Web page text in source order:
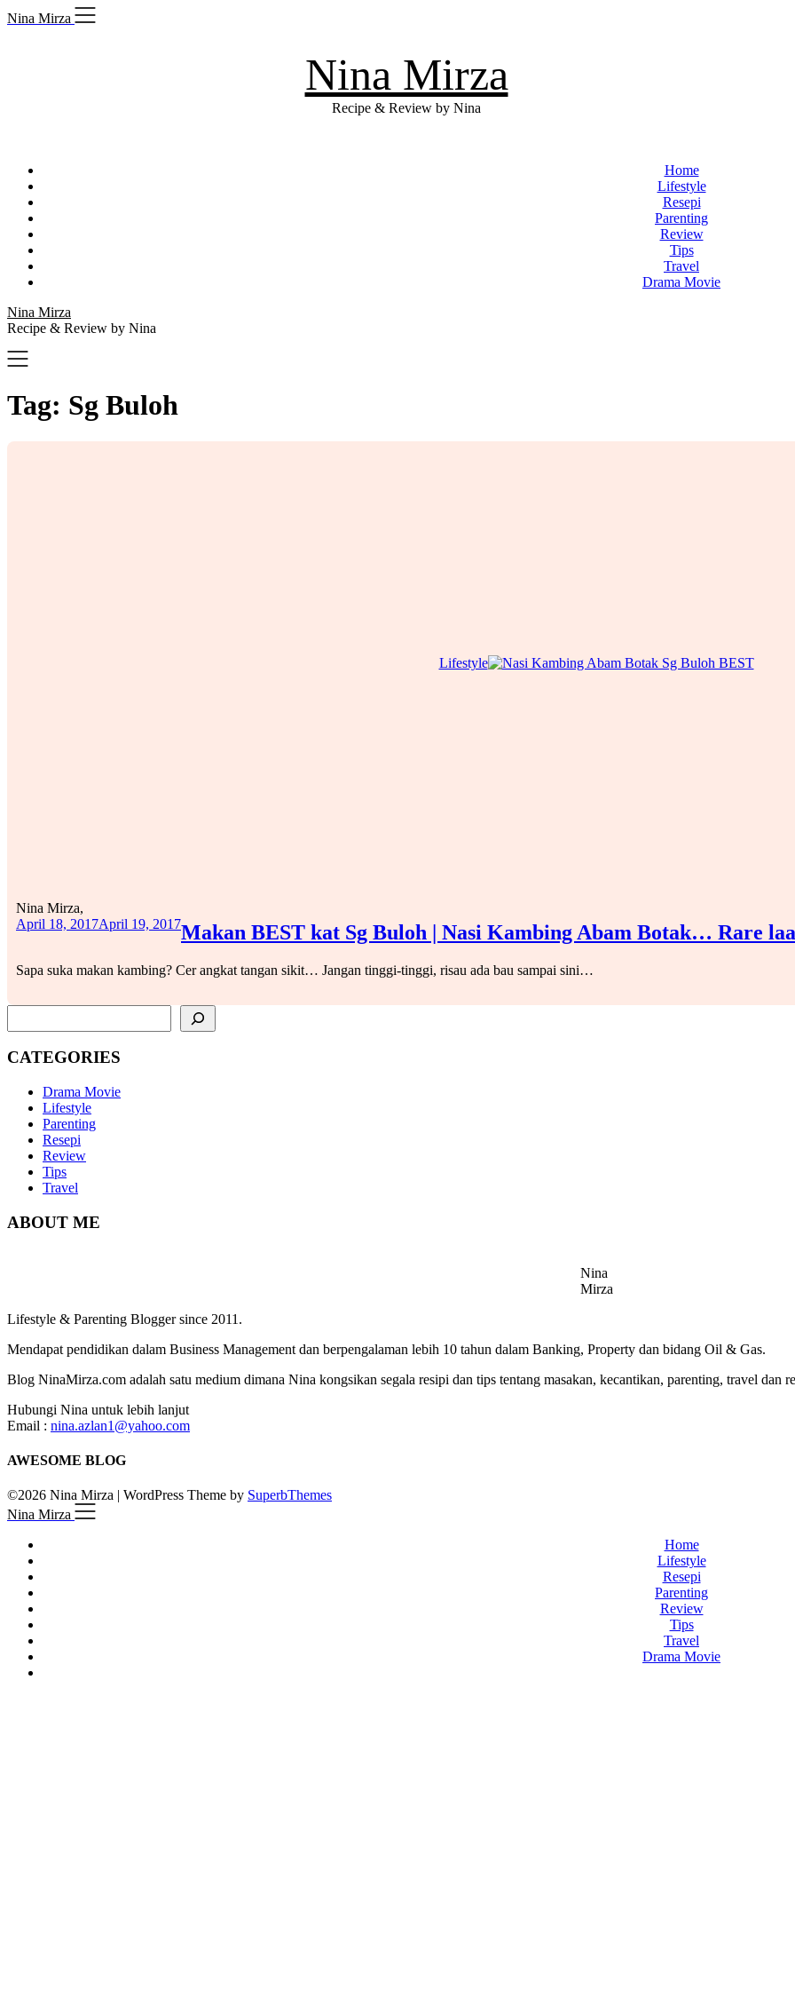
Skip
to
Nina Mirza
Nina Mirza
Recipe & Review by Nina
Home
Lifestyle
Resepi
Parenting
Review
Tips
Travel
Drama Movie
Nina Mirza
Recipe & Review by Nina
Tag: Sg Buloh
Lifestyle
Makan BEST kat Sg Buloh | Nasi Kambing Abam Botak… Rare
Nina Mirza,
April 18, 2017April 19, 2017
Sapa suka makan kambing? Cer angkat tangan sikit… Jangan tinggi-tinggi, risau ada bau sampai sini…
CATEGORIES
Drama Movie
Lifestyle
Parenting
Resepi
Review
Tips
Travel
ABOUT ME
Nina
Mirza
Lifestyle & Parenting Blogger since 2011.
Mendapat pendidikan dalam Business Management dan berpengalaman lebih 10 tahun dalam Banking, Property dan bidang Oil & Gas.
Blog NinaMirza.com adalah satu medium dimana Nina kongsikan segala resipi dan tips tentang masakan, kecantikan, parenting, travel dan
Hubungi Nina untuk lebih lanjut
Email : nina.azlan1@yahoo.com
AWESOME BLOG
©2026 Nina Mirza | WordPress Theme by SuperbThemes
Nina Mirza
Home
Lifestyle
Resepi
Parenting
Review
Tips
Travel
Drama Movie